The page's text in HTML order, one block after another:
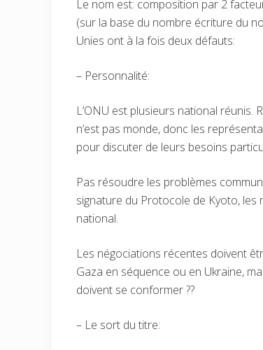
Le nom est: composition par 2
(sur la base du nombre écriture du
Unies ont à la fois deux défauts:
– Personnalité:
L’ONU est plusieurs national
n’est pas monde, donc les
pour discuter de leurs besoins
Pas résoudre les problèmes
signature du Protocole de Kyoto, les
national.
Les négociations récentes doivent
Gaza en séquence ou en Ukraine,
doivent se conformer ??
– Le sort du titre: